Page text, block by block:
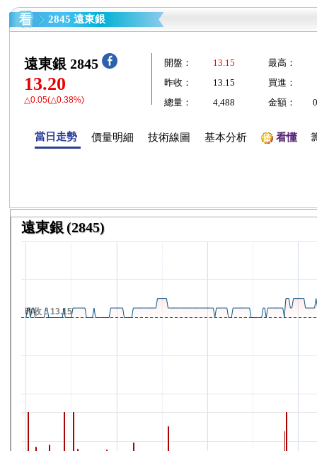
2845 遠東銀
遠東銀 2845
13.20
△0.05(△0.38%)
開盤： 13.15
最高：
昨收：
13.15
買進：
總量：
4,488 金額：
當日走勢 價量明細 技術線圖 基本分析 看懂